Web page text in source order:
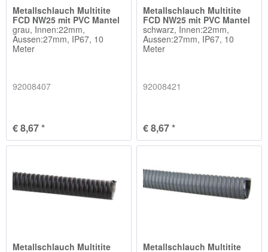
Metallschlauch Multitite
FCD NW25 mit PVC Mantel
grau, Innen:22mm,
Aussen:27mm, IP67, 10
Meter
92008407
€ 8,67 *
Metallschlauch Multitite
FCD NW25 mit PVC Mantel
schwarz, Innen:22mm,
Aussen:27mm, IP67, 10
Meter
92008421
€ 8,67 *
Metallschlauch Multitite
Metallschlauch Multitite